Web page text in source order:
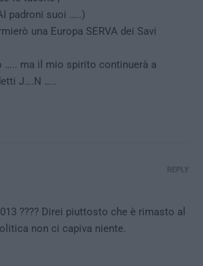
padroni suoi …..)
una Europa SERVA dei Savi
….. ma il mio spirito continuerà a
J….N …..
???? Direi piuttosto che è rimasto al
non ci capiva niente.
REPLY